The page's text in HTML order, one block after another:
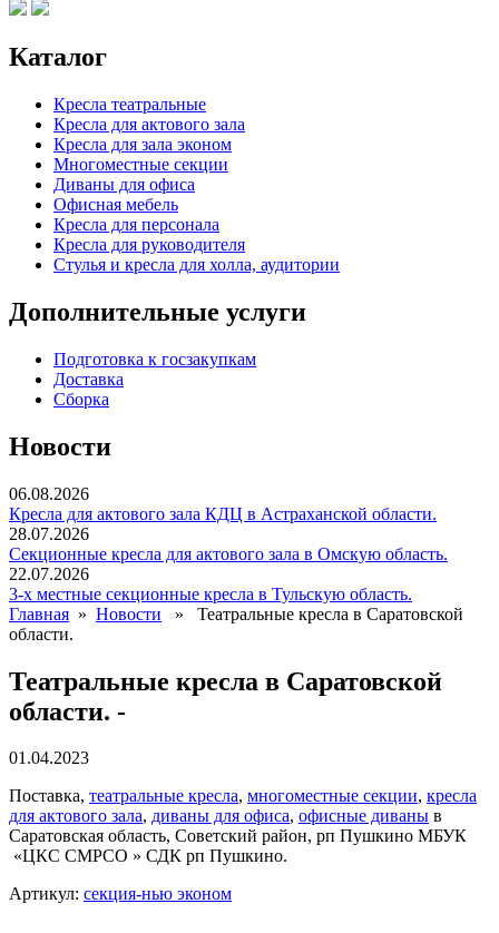
Каталог
Кресла театральные
Кресла для актового зала
Кресла для зала эконом
Многоместные секции
Диваны для офиса
Офисная мебель
Кресла для персонала
Кресла для руководителя
Стулья и кресла для холла, аудитории
Дополнительные услуги
Подготовка к госзакупкам
Доставка
Сборка
Новости
06.08.2026
Кресла для актового зала КДЦ в Астраханской области.
28.07.2026
Секционные кресла для актового зала в Омскую область.
22.07.2026
3-х местные секционные кресла в Тульскую область.
Главная » Новости » Театральные кресла в Саратовской
области.
Театральные кресла в Саратовской
области. -
01.04.2023
Поставка, театральные кресла, многоместные секции, кресла
для актового зала, диваны для офиса, офисные диваны в
Саратовская область, Советский район, рп Пушкино МБУК
«ЦКС СМРСО » СДК рп Пушкино.
Артикул: секция-нью эконом